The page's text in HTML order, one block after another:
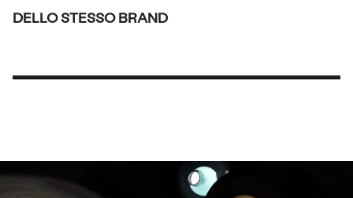
DELLO STESSO BRAND